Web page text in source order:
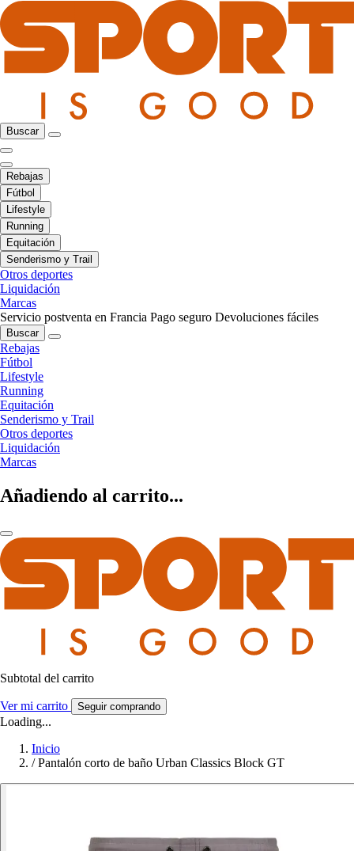
Buscar
Rebajas
Fútbol
Lifestyle
Running
Equitación
Senderismo y Trail
Otros deportes
Liquidación
Marcas
Servicio postventa en Francia Pago seguro Devoluciones fáciles
Buscar
Rebajas
Fútbol
Lifestyle
Running
Equitación
Senderismo y Trail
Otros deportes
Liquidación
Marcas
Añadiendo al carrito...
Subtotal del carrito
Ver mi carrito Seguir comprando
Loading...
Inicio
/ Pantalón corto de baño Urban Classics Block GT